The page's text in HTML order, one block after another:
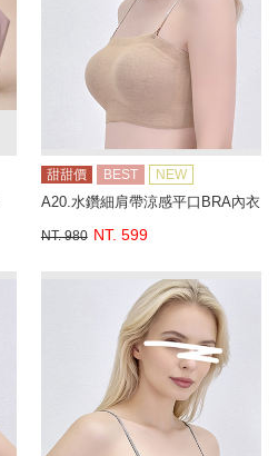
甜甜價 BEST NEW
A20.水鑽細肩帶涼感平口BRA內衣
NT. 980 NT. 599